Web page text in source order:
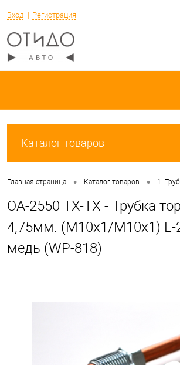
Вход Регистрация
Каталог товаров
Главная страница • Каталог товаров • 1.
OA-2550 TX-TX - Трубка
4,75мм. (М10х1/М10х1) L-
медь (WP-818)